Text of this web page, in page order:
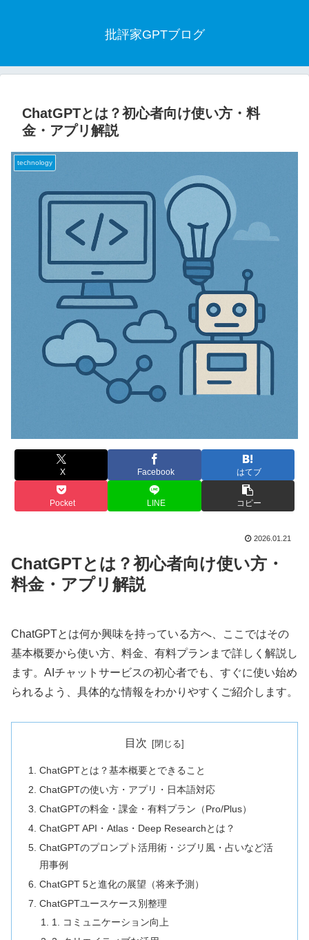
批評家GPTブログ
ChatGPTとは？初心者向け使い方・料
金・アプリ解説
technology
X Facebook はてブ
Pocket LINE コピー
2026.01.21
ChatGPTとは？初心者向け使い方・
料金・アプリ解説
ChatGPTとは何か興味を持っている方へ、ここではその
基本概要から使い方、料金、有料プランまで詳しく解説し
ます。AIチャットサービスの初心者でも、すぐに使い始め
られるよう、具体的な情報をわかりやすくご紹介します。
目次
ChatGPTとは？基本概要とできること
ChatGPTの使い方・アプリ・日本語対応
ChatGPTの料金・課金・有料プラン（Pro/Plus）
ChatGPT API・Atlas・Deep Researchとは？
ChatGPTのプロンプト活用術・ジブリ風・占いなど活
用事例
ChatGPT 5と進化の展望（将来予測）
ChatGPTユースケース別整理
1. コミュニケーション向上